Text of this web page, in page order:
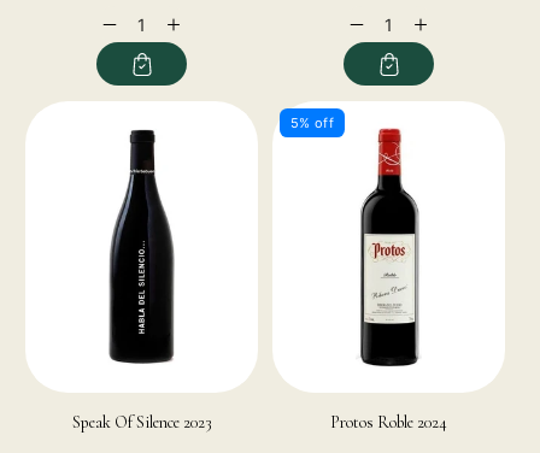
Decrease
quantity
Increase
quantity
for
Decrease
quantity
Increase
quantity
for
Speak Of Silence 2023
5% off
Protos Roble 2024